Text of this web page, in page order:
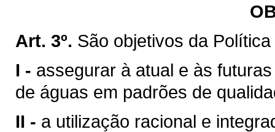
Art. 3º. São objetivos da
I - assegurar à atual e às
de águas em padrões de
II - a utilização racional e